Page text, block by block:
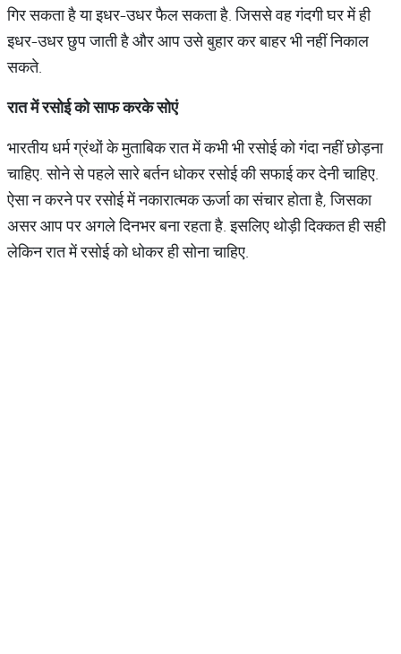
गिर सकता है या इधर-उधर फैल सकता है. जिससे वह गंदगी घर में ही
इधर-उधर छुप जाती है और आप उसे बुहार कर बाहर भी नहीं निकाल
सकते.
रात में रसोई को साफ करके सोएं
भारतीय धर्म ग्रंथों के मुताबिक रात में कभी भी रसोई को गंदा नहीं छोड़ना
चाहिए. सोने से पहले सारे बर्तन धोकर रसोई की सफाई कर देनी चाहिए.
ऐसा न करने पर रसोई में नकारात्मक ऊर्जा का संचार होता है, जिसका
असर आप पर अगले दिनभर बना रहता है. इसलिए थोड़ी दिक्कत ही सही
लेकिन रात में रसोई को धोकर ही सोना चाहिए.